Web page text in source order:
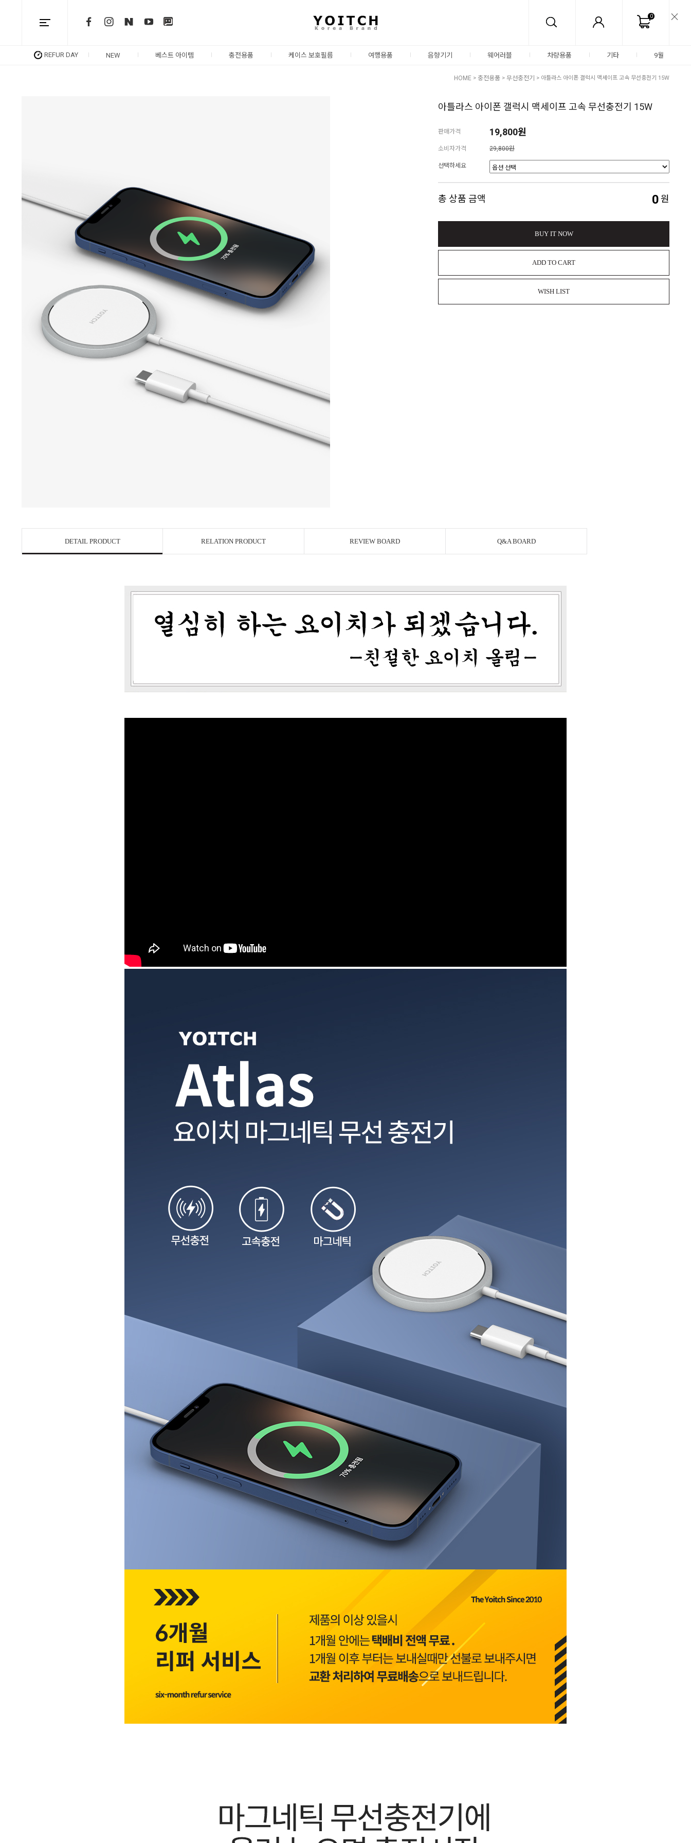
0
REFUR DAY NEW 베스트 아이템 충전용품 케이스 보호필름 여행용품 음향기기 웨어러블 차량용품 기타 9월
HOME > 충전용품 > 무선충전기 > 아틀라스 아이폰 갤럭시 맥세이프 고속 무선충전기 15W
아틀라스 아이폰 갤럭시 맥세이프 고속 무선충전기 15W
판매가격 19,800원
소비자가격 29,800원
선택하세요
총 상품 금액 0원
BUY IT NOW
ADD TO CART
WISH LIST
DETAIL PRODUCT RELATION PRODUCT REVIEW BOARD Q&A BOARD